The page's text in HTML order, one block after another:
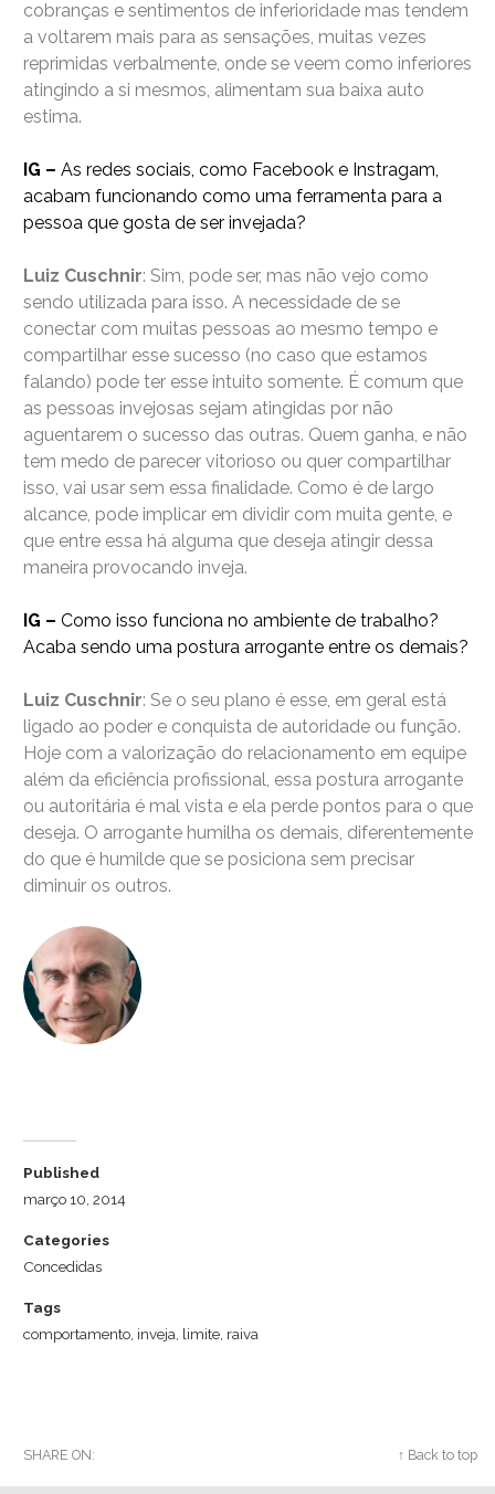
cobranças e sentimentos de inferioridade mas tendem
a voltarem mais para as sensações, muitas vezes
reprimidas verbalmente, onde se veem como inferiores
atingindo a si mesmos, alimentam sua baixa auto
estima.
IG – As redes sociais, como Facebook e Instragam,
acabam funcionando como uma ferramenta para a
pessoa que gosta de ser invejada?
Luiz Cuschnir: Sim, pode ser, mas não vejo como
sendo utilizada para isso. A necessidade de se
conectar com muitas pessoas ao mesmo tempo e
compartilhar esse sucesso (no caso que estamos
falando) pode ter esse intuito somente. É comum que
as pessoas invejosas sejam atingidas por não
aguentarem o sucesso das outras. Quem ganha, e não
tem medo de parecer vitorioso ou quer compartilhar
isso, vai usar sem essa finalidade. Como é de largo
alcance, pode implicar em dividir com muita gente, e
que entre essa há alguma que deseja atingir dessa
maneira provocando inveja.
IG –Como isso funciona no ambiente de trabalho?
Acaba sendo uma postura arrogante entre os demais?
Luiz Cuschnir: Se o seu plano é esse, em geral está
ligado ao poder e conquista de autoridade ou função.
Hoje com a valorização do relacionamento em equipe
além da eficiência profissional, essa postura arrogante
ou autoritária é mal vista e ela perde pontos para o que
deseja. O arrogante humilha os demais, diferentemente
do que é humilde que se posiciona sem precisar
diminuir os outros.
Published
março 10, 2014
Categories
Concedidas
Tags
comportamento, inveja, limite, raiva
SHARE ON: ↑ Back to top